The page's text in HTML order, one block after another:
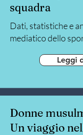
squadra
Dati, statistiche e
mediatico dello
Leggi
Donne
Un viaggio